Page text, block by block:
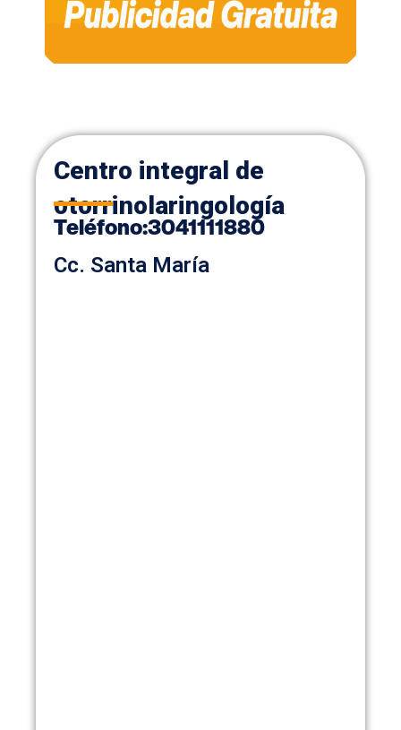
Centro integral de
otorrinolaringología
Teléfono:3041111880
Cc. Santa María